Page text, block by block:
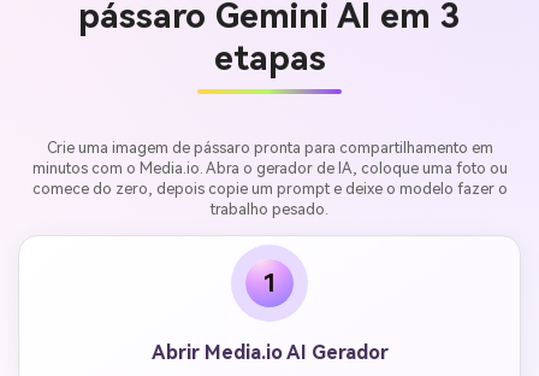
pássaro Gemini AI em 3
etapas
Crie uma imagem de pássaro pronta para compartilhamento em
minutos com o Media.io. Abra o gerador de IA, coloque uma foto ou
comece do zero, depois copie um prompt e deixe o modelo fazer o
trabalho pesado.
1
Abrir Media.io AI Gerador